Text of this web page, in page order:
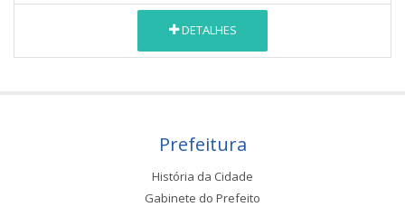
DETALHES
Prefeitura
História da Cidade
Gabinete do Prefeito